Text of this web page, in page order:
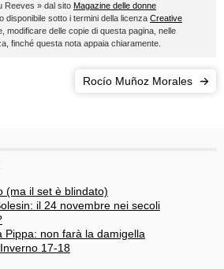
Reeves » dal sito Magazine delle donne
disponibile sotto i termini della licenza Creative
modificare delle copie di questa pagina, nelle
finché questa nota appaia chiaramente.
Rocío Muñoz Morales
(ma il set è blindato)
il 24 novembre nei secoli
Pippa: non farà la damigella
17-18